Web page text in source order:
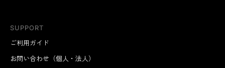
SUPPORT
ご利用ガイド
お問い合わせ（個人・法人）